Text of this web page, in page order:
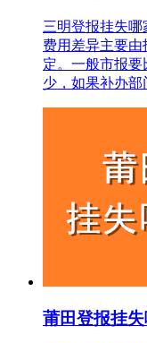
三明登报挂失
费用差异主要
定。一般市报要
少，如果补办部
莆田登报挂